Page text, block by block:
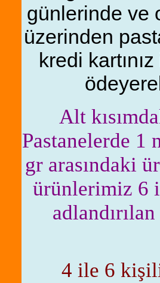
günlerinde ve
üzerinden
kredi
Alt
Pastanelerde 1
gr arasındaki
ürünlerimiz 6
4 ile 6